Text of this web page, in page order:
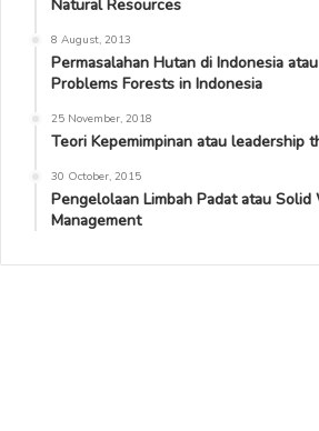
Natural Resources
8 August, 2013
Permasalahan Hutan di Indonesia atau
Problems Forests in Indonesia
25 November, 2018
Teori Kepemimpinan atau leadership
30 October, 2015
Pengelolaan Limbah Padat atau Solid
Management